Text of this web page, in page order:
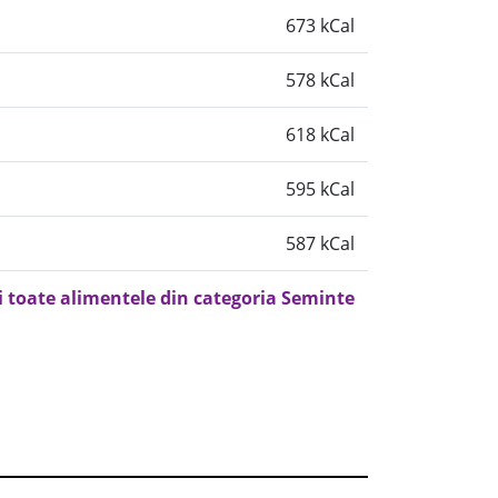
673 kCal
578 kCal
618 kCal
595 kCal
587 kCal
toate alimentele din categoria Seminte